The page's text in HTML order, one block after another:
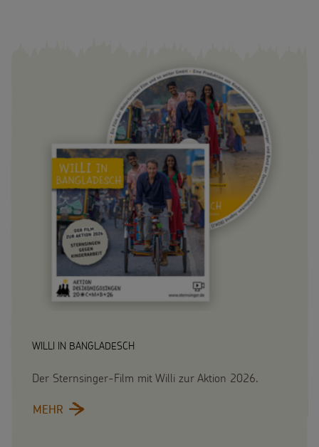
WILLI IN BANGLADESCH
Der Sternsinger-Film mit Willi zur Aktion 2026.
MEHR